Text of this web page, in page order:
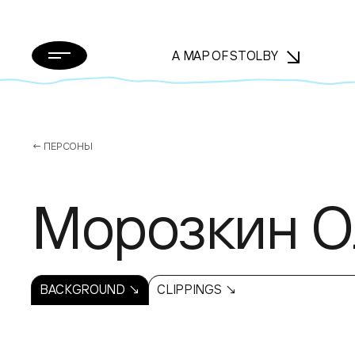
A MAP OF STOLBY
← ПЕРСОНЫ
Морозкин
BACKGROUND ↘ CLIPPINGS ↘